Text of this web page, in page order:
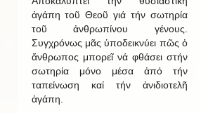
ἀγάπη τοῦ Θεοῦ γιά τήν σωτηρία
τοῦ ἀνθρωπίνου γένους.
Συγχρόνως μᾶς ὑποδεικνύει πῶς ὁ
ἄνθρωπος μπορεῖ νά φθάσει στήν
σωτηρία μόνο μέσα ἀπό τήν
ταπείνωση καί τήν ἀνιδιοτελῆ
ἀγάπη.